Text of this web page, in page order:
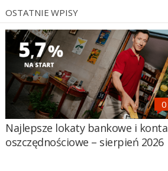
OSTATNIE WPISY
Najlepsze lokaty bankowe i konta
oszczędnościowe – sierpień 2026